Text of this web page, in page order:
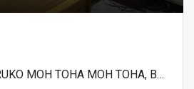
DIJUAL / DISEWA RUKO MOH TOHA MOH TOHA, BANDUNG